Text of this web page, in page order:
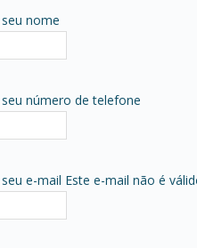
nome
número de telefone
e-mail Este e-mail não é